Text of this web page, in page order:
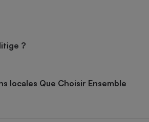
?
locales Que Choisir Ensemble